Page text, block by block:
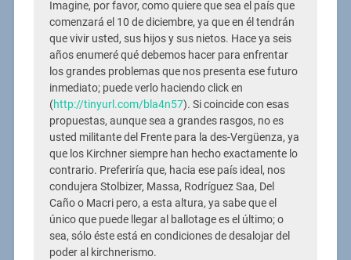
Imagine, por favor, como quiere que sea el país que
comenzará el 10 de diciembre, ya que en él tendrán
que vivir usted, sus hijos y sus nietos. Hace ya seis
años enumeré qué debemos hacer para enfrentar
los grandes problemas que nos presenta ese futuro
inmediato; puede verlo haciendo click en
(http://tinyurl.com/bla4n57). Si coincide con esas
propuestas, aunque sea a grandes rasgos, no es
usted militante del Frente para la des-Vergüenza, ya
que los Kirchner siempre han hecho exactamente lo
contrario. Preferiría que, hacia ese país ideal, nos
condujera Stolbizer, Massa, Rodríguez Saa, Del
Caño o Macri pero, a esta altura, ya sabe que el
único que puede llegar al ballotage es el último; o
sea, sólo éste está en condiciones de desalojar del
poder al kirchnerismo.